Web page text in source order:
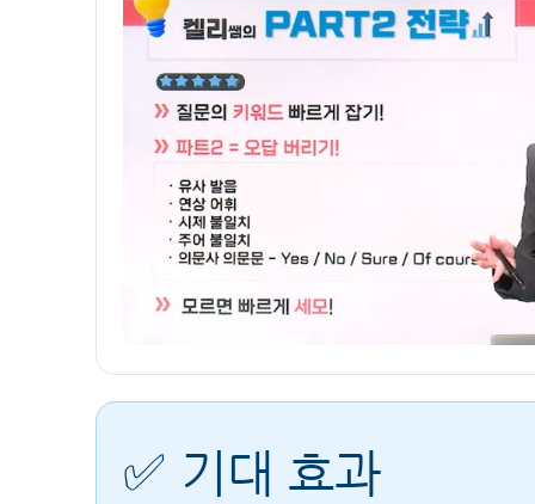
✅ 기대 효과